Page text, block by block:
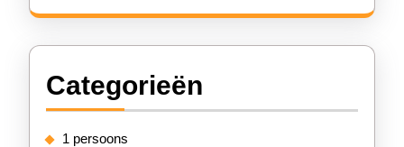
Categorieën
1 persoons